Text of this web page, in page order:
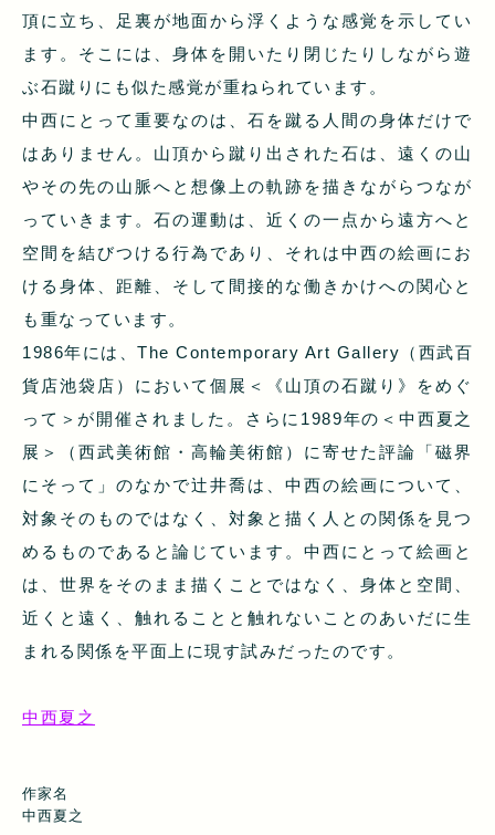
頂に立ち、足裏が地面から浮くような感覚を示してい
ます。そこには、身体を開いたり閉じたりしながら遊
ぶ石蹴りにも似た感覚が重ねられています。
中西にとって重要なのは、石を蹴る人間の身体だけで
はありません。山頂から蹴り出された石は、遠くの山
やその先の山脈へと想像上の軌跡を描きながらつなが
っていきます。石の運動は、近くの一点から遠方へと
空間を結びつける行為であり、それは中西の絵画にお
ける身体、距離、そして間接的な働きかけへの関心と
も重なっています。
1986年には、The Contemporary Art Gallery（西武百
貨店池袋店）において個展＜《山頂の石蹴り》をめぐ
って＞が開催されました。さらに1989年の＜中西夏之
展＞（西武美術館・高輪美術館）に寄せた評論「磁界
にそって」のなかで辻井喬は、中西の絵画について、
対象そのものではなく、対象と描く人との関係を見つ
めるものであると論じています。中西にとって絵画と
は、世界をそのまま描くことではなく、身体と空間、
近くと遠く、触れることと触れないことのあいだに生
まれる関係を平面上に現す試みだったのです。
中西夏之
作家名
中西夏之